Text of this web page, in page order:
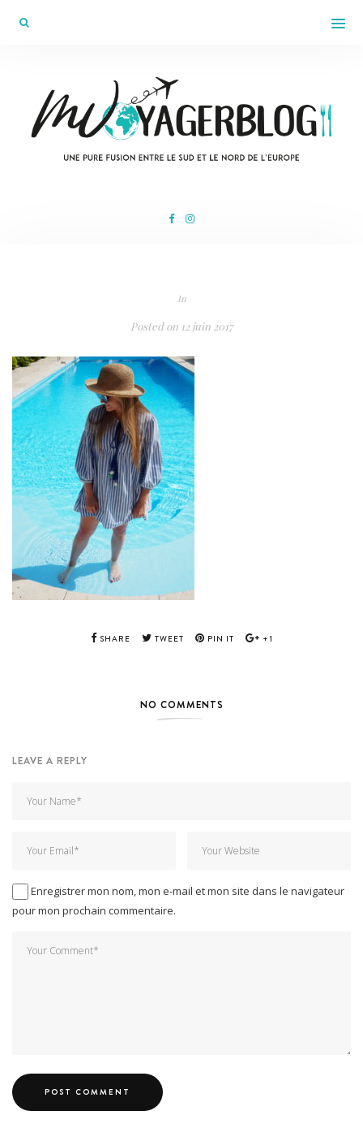
In
Posted on 12 juin 2017
SHARE TWEET PIN IT +1
NO COMMENTS
LEAVE A REPLY
Enregistrer mon nom, mon e-mail et mon site dans le navigateur
pour mon prochain commentaire.